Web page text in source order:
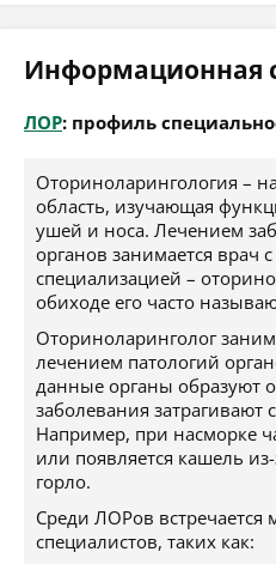
Информационная
ЛОР: профиль
Оториноларингология –
область, изучающая
ушей и носа. Лечением
органов занимается врач
специализацией –
обиходе его часто
Оториноларинголог
лечением патологий
данные органы образуют
заболевания затрагивают
Например, при насморке
или появляется кашель
горло.
Среди ЛОРов встречается
специалистов, таких как: